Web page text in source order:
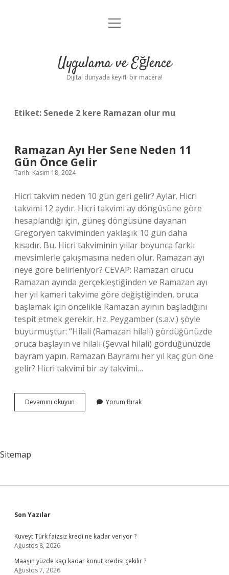
Anasayfa
Yasal Uyarı
menüyü
Uygulama ve Eğlence
Dijital dünyada keyifli bir macera!
Etiket: Senede 2 kere Ramazan olur mu
Ramazan Ayı Her Sene Neden 11
Gün Önce Gelir
Tarih: Kasım 18, 2024
Hicri takvim neden 10 gün geri gelir? Aylar. Hicri
takvimi 12 aydır. Hicri takvimi ay döngüsüne göre
hesaplandığı için, güneş döngüsüne dayanan
Gregoryen takviminden yaklaşık 10 gün daha
kısadır. Bu, Hicri takviminin yıllar boyunca farklı
mevsimlerle çakışmasına neden olur. Ramazan ayı
neye göre belirleniyor? CEVAP: Ramazan orucu
Ramazan ayında gerçekleştiğinden ve Ramazan ayı
her yıl kameri takvime göre değiştiğinden, oruca
başlamak için öncelikle Ramazan ayının başladığını
tespit etmek gerekir. Hz. Peygamber (s.a.v.) şöyle
buyurmuştur: “Hilali (Ramazan hilali) gördüğünüzde
oruca başlayın ve hilali (Şevval hilali) gördüğünüzde
bayram yapın. Ramazan Bayramı her yıl kaç gün öne
gelir? Hicri takvimi bir ay takvimi…
Devamını okuyun Ramazan
Ayı
Yorum Bırak
Sitemap
Sidebar
Son Yazılar
Kuveyt Türk faizsiz kredi ne kadar veriyor ?
Ağustos 8, 2026
Maaşın yüzde kaçı kadar konut kredisi çekilir ?
Ağustos 7, 2026